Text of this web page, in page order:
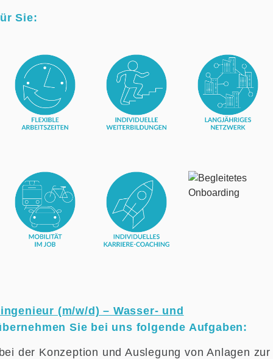
Sie:
(m/w/d) – Wasser- und
Sie bei uns folgende Aufgaben:
der Konzeption und Auslegung von Anlagen